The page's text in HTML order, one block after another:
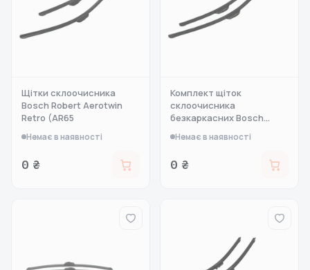
Щітки склоочисника
Bosch Robert Aerotwin
Retro (AR65
Немає в наявності
0 ₴
Комплект щіток
склоочисника
безкаркасних Bosch
Немає в наявності
0 ₴